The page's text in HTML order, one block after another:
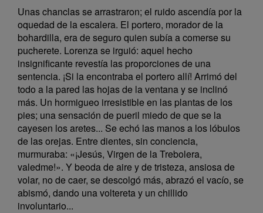
Unas chanclas se arrastraron; el ruido ascendía por la
oquedad de la escalera. El portero, morador de la
bohardilla, era de seguro quien subía a comerse su
pucherete. Lorenza se irguió: aquel hecho
insignificante revestía las proporciones de una
sentencia. ¡Si la encontraba el portero allí! Arrimó del
todo a la pared las hojas de la ventana y se inclinó
más. Un hormigueo irresistible en las plantas de los
pies; una sensación de pueril miedo de que se la
cayesen los aretes... Se echó las manos a los lóbulos
de las orejas. Entre dientes, sin conciencia,
murmuraba: «¡Jesús, Virgen de la Trebolera,
valedme!». Y beoda de aire y de tristeza, ansiosa de
volar, no de caer, se descolgó más, abrazó el vacío, se
abismó, dando una voltereta y un chillido
involuntario...